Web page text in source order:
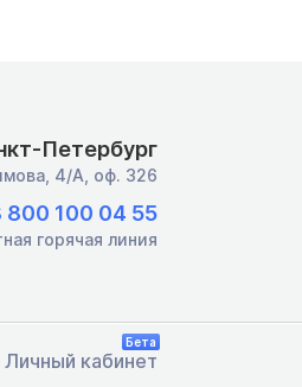
Петербург
4/А, оф. 326
800 100 04 55
горячая линия
Личный кабинет
Бета